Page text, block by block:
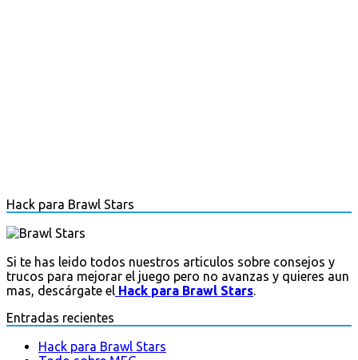
Hack para Brawl Stars
Si te has leido todos nuestros articulos sobre consejos y
trucos para mejorar el juego pero no avanzas y quieres aun
mas, descárgate el Hack para Brawl Stars.
Entradas recientes
Hack para Brawl Stars